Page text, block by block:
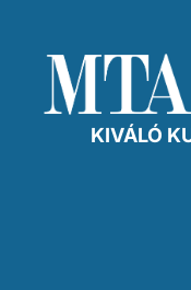
KIVÁLÓ